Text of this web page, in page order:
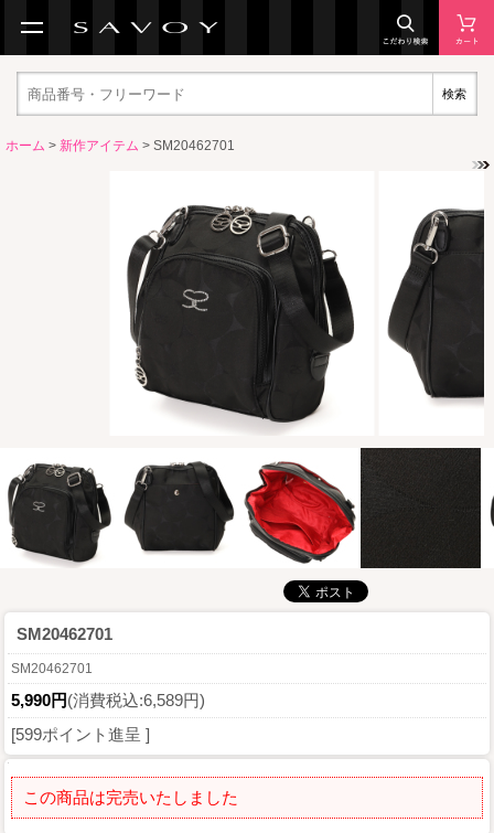
検索
ホーム > 新作アイテム > SM20462701
SM20462701
SM20462701
5,990円(消費税込:6,589円)
[599ポイント進呈 ]
この商品は完売いたしました